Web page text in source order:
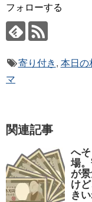
フォローする
寄り付き , 本日の
マ
関連記事
へ
場
が
け
きい